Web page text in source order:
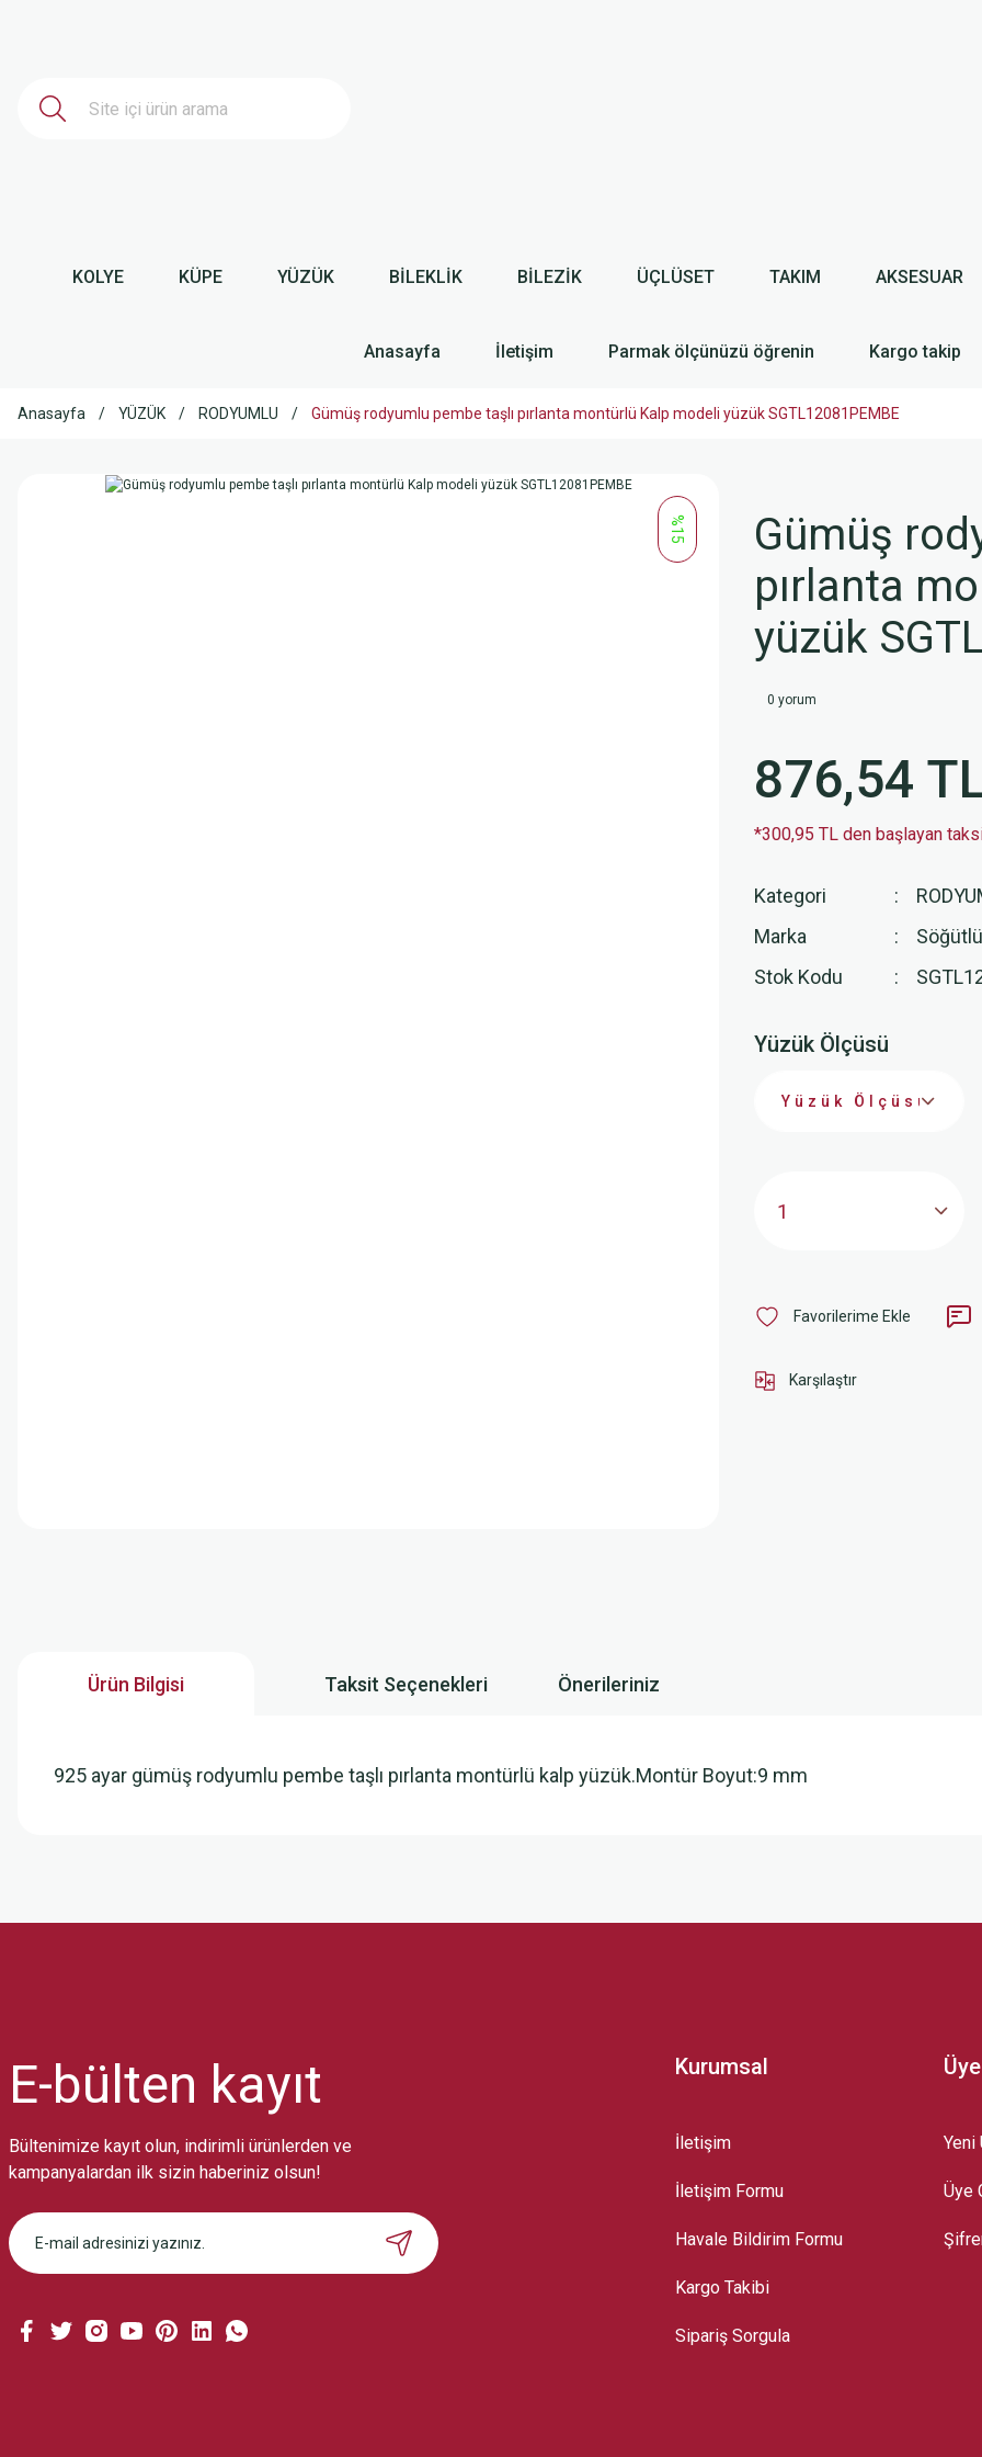
KOLYE KÜPE YÜZÜK BİLEKLİK BİLEZİK ÜÇLÜSET TAKIM AKSESUAR
Anasayfa İletişim Parmak ölçünüzü öğrenin Kargo takip
Anasayfa YÜZÜK RODYUMLU Gümüş rodyumlu pembe taşlı pırlanta montürlü Kalp modeli yüzük SGTL12081PEMBE
%15
Gümüş
pırlanta
yüzük
0 yorum
876,54
*300,95 TL den başlayan
Kategori
Marka
Stok Kodu
Yüzük Ölçüsü
Karşılaştır
Ürün Bilgisi Taksit Seçenekleri Önerileriniz
925 ayar gümüş rodyumlu pembe taşlı pırlanta montürlü kalp yüzük.Montür Boyut:9 mm
Bu ürüne benzer farklı alternatifler olmalı.
Gönder
E-bülten kayıt
Bültenimize kayıt olun, indirimli ürünlerden ve
kampanyalardan ilk sizin haberiniz olsun!
Kurumsal
İletişim
İletişim Formu
Havale Bildirim Formu
Kargo Takibi
Sipariş Sorgula
Yeni
Üye